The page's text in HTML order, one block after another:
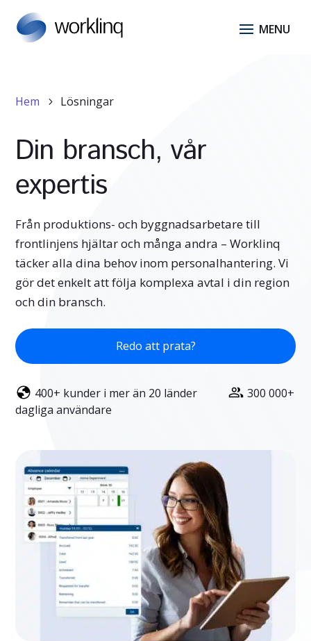
Hem 5 Lösningar
Din bransch, vår
expertis
Från produktions- och byggnadsarbetare till
frontlinjens hjältar och många andra – Worklinq
täcker alla dina behov inom personalhantering. Vi
gör det enkelt att följa komplexa avtal i din region
och din bransch.
Redo att prata?
400+ kunder i mer än 20 länder
300 000+
dagliga användare